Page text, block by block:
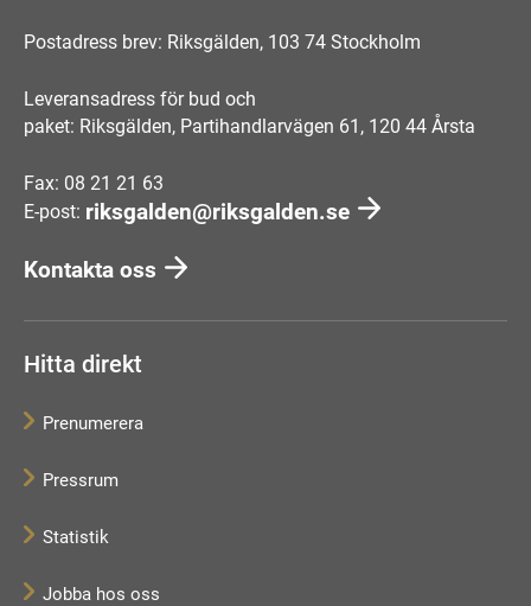
Postadress brev: Riksgälden, 103 74 Stockholm
Leveransadress för bud och
paket: Riksgälden, Partihandlarvägen 61, 120 44 Årsta
Fax: 08 21 21 63
E-post: riksgalden@riksgalden.se
Kontakta oss
Hitta direkt
Prenumerera
Pressrum
Statistik
Jobba hos oss